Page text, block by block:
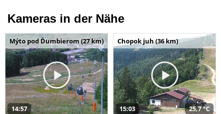
Kameras in der Nähe
Mýto pod Ďumbierom (27 km)
14:57
Chopok juh (36 km)
15:03 25,7 °C